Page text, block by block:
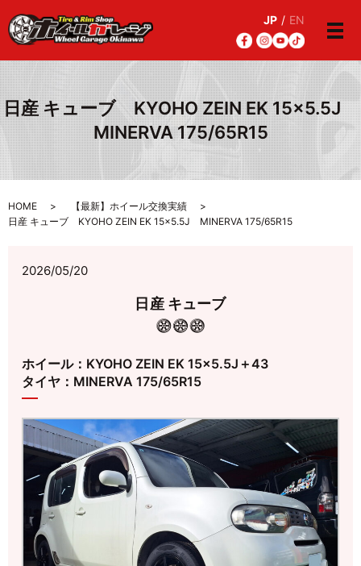
JP / EN
メ
日産 キューブ KYOHO ZEIN EK 15×5.5J
MINERVA 175/65R15
HOME
【最新】ホイール交換実績
日産 キューブ KYOHO ZEIN EK 15×5.5J MINERVA 175/65R15
2026/05/20
日産 キューブ
ホイール：KYOHO ZEIN EK 15×5.5J＋43
タイヤ：MINERVA 175/65R15